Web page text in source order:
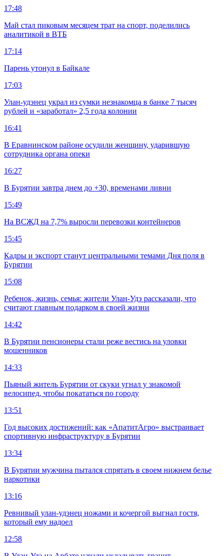
17:48
Май стал пиковым месяцем трат на спорт, поделились
аналитикой в ВТБ
17:14
Парень утонул в Байкале
17:03
Улан-удэнец украл из сумки незнакомца в банке 7 тысяч
рублей и «заработал» 2,5 года колонии
16:41
В Еравнинском районе осудили женщину, ударившую
сотрудника органа опеки
16:27
В Бурятии завтра днем до +30, временами ливни
15:49
На ВСЖД на 7,7% выросли перевозки контейнеров
15:45
Кадры и экспорт станут центральными темами Дня поля в
Бурятии
15:08
Ребенок, жизнь, семья: жители Улан-Удэ рассказали, что
считают главным подарком в своей жизни
14:42
В Бурятии пенсионеры стали реже вестись на уловки
мошенников
14:33
Пьяный житель Бурятии от скуки угнал у знакомой
велосипед, чтобы покататься по городу
13:51
Год высоких достижений: как «АпатитАгро» выстраивает
спортивную инфраструктуру в Бурятии
13:34
В Бурятии мужчина пытался спрятать в своем нижнем белье
наркотики
13:16
Ревнивый улан-удэнец ножами и кочергой выгнал гостя,
который ему надоел
12:58